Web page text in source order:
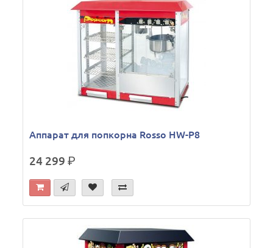
Аппарат для попкорна Rosso HW-P8
24 299р.